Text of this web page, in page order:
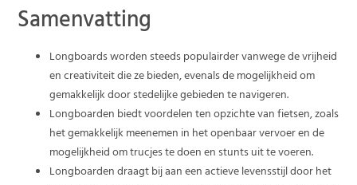
Samenvatting
Longboards worden steeds populairder vanwege de vrijheid
en creativiteit die ze bieden, evenals de mogelijkheid om
gemakkelijk door stedelijke gebieden te navigeren.
Longboarden biedt voordelen ten opzichte van fietsen, zoals
het gemakkelijk meenemen in het openbaar vervoer en de
mogelijkheid om trucjes te doen en stunts uit te voeren.
Longboarden draagt bij aan een actieve levensstijl door het